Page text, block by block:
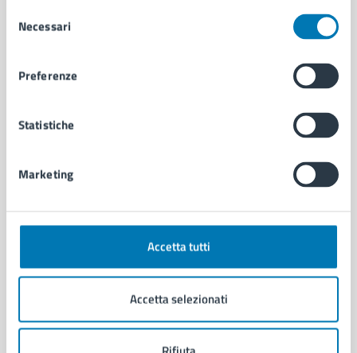
delNecessari
Preferenze
Statistiche
Marketing
Accetta tutti
Accetta selezionati
Municipalità
Uffici
Politici
Intranet, posta aziendale e protocollo
CATEGORIE DI SERVIZIO
Anagrafe e stato civile
Cultura e tempo libero
Educazione e formazione
Giustizia e sicurezza pubblica